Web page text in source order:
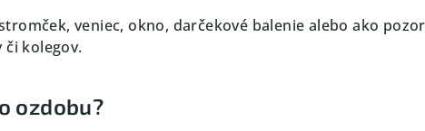
veniec, okno, darčekové balenie alebo ako
kolegov.
ozdobu?